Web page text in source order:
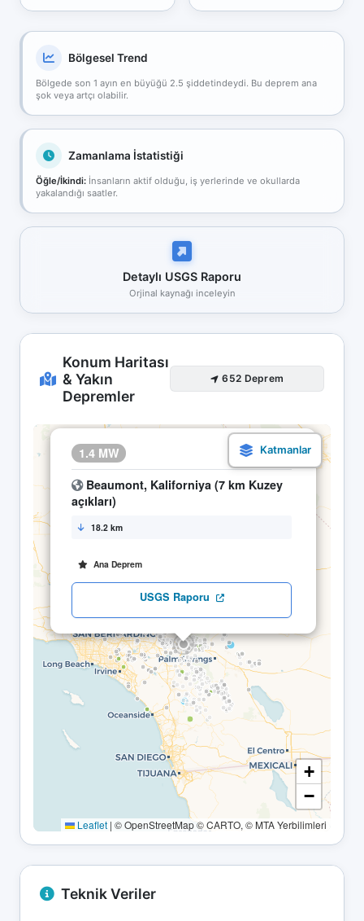
Bölgesel Trend
Bölgede son 1 ayın en büyüğü 2.5 şiddetindeydi. Bu deprem ana
şok veya artçı olabilir.
Zamanlama İstatistiği
Öğle/İkindi: İnsanların aktif olduğu, iş yerlerinde ve okullarda
yakalandığı saatler.
Detaylı USGS Raporu
Orjinal kaynağı inceleyin
Konum Haritası
& Yakın
Depremler
652 Deprem
1.4 MW 17.05 16:56
Beaumont, Kaliforniya (7 km Kuzey
açıkları)
18.2 km
Ana Deprem
USGS Raporu
×
+
−
Leaflet | © OpenStreetMap © CARTO, © MTA Yerbilimleri
Teknik Veriler